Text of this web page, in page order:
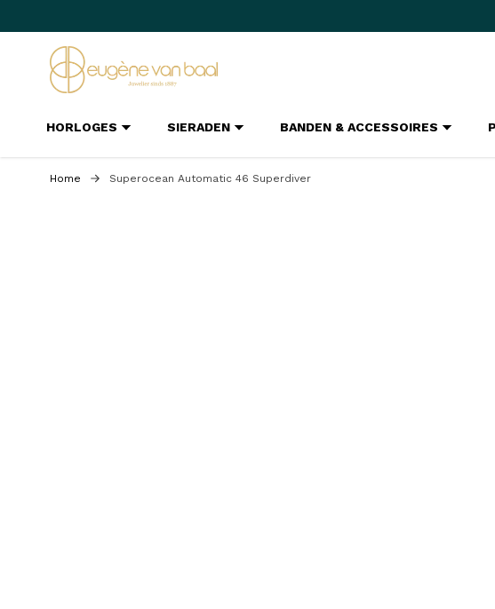
HORLOGES SIERADEN BANDEN & ACCESSOIRES
Home Superocean Automatic 46 Superdiver